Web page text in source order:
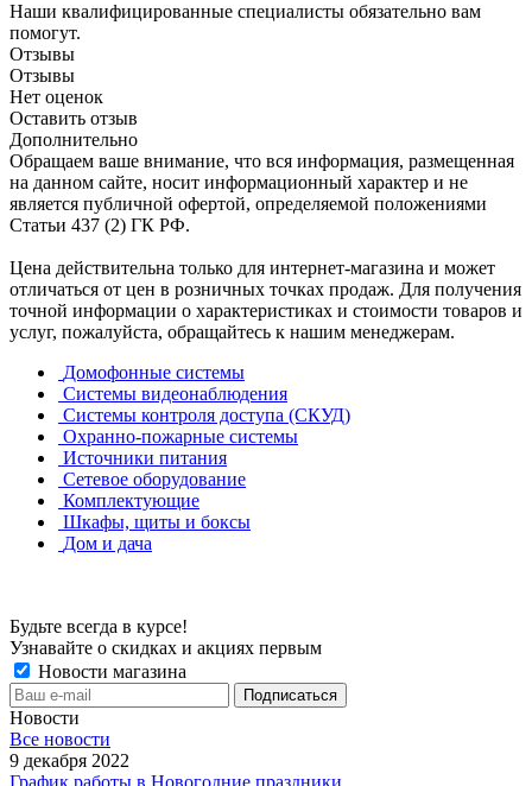
Наши квалифицированные специалисты обязательно вам
помогут.
Отзывы
Отзывы
Нет оценок
Оставить отзыв
Дополнительно
Обращаем ваше внимание, что вся информация, размещенная
на данном сайте, носит информационный характер и не
является публичной офертой, определяемой положениями
Статьи 437 (2) ГК РФ.
Цена действительна только для интернет-магазина и может
отличаться от цен в розничных точках продаж. Для получения
точной информации о характеристиках и стоимости товаров и
услуг, пожалуйста, обращайтесь к нашим менеджерам.
Домофонные системы
Системы видеонаблюдения
Системы контроля доступа (СКУД)
Охранно-пожарные системы
Источники питания
Сетевое оборудование
Комплектующие
Шкафы, щиты и боксы
Дом и дача
Будьте всегда в курсе!
Узнавайте о скидках и акциях первым
Новости магазина
Новости
Все новости
9 декабря 2022